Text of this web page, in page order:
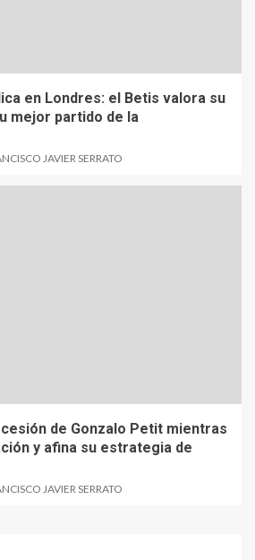
en Londres: el Betis valora su
mejor partido de la
JAVIER SERRATO
de Gonzalo Petit mientras
y afina su estrategia de
JAVIER SERRATO